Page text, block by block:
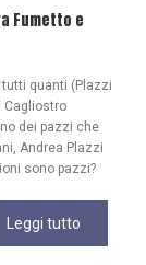
Fumetto e
quanti (Plazzi
Cagliostro
dei pazzi che
Andrea Plazzi
sono pazzi?
Leggi tutto